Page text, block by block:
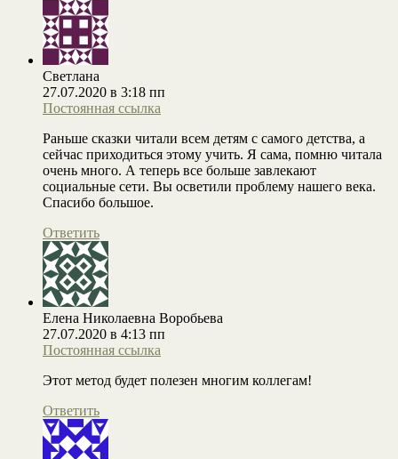
Светлана
27.07.2020 в 3:18 пп
Постоянная ссылка
Раньше сказки читали всем детям с самого детства, а
сейчас приходиться этому учить. Я сама, помню читала
очень много. А теперь все больше завлекают
социальные сети. Вы осветили проблему нашего века.
Спасибо большое.
Ответить
Елена Николаевна Воробьева
27.07.2020 в 4:13 пп
Постоянная ссылка
Этот метод будет полезен многим коллегам!
Ответить